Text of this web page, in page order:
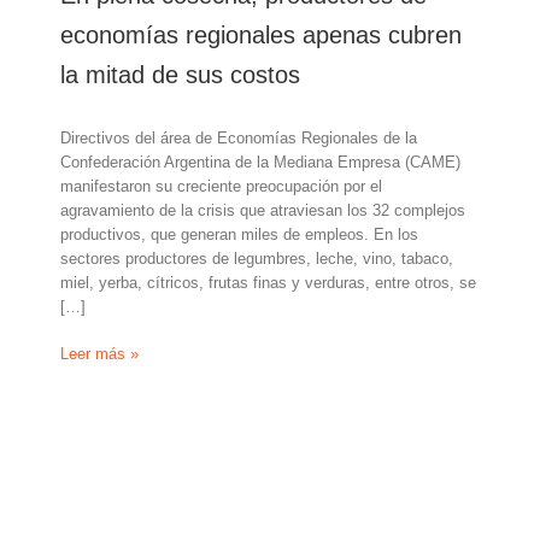
economías regionales apenas cubren
la mitad de sus costos
Directivos del área de Economías Regionales de la
Confederación Argentina de la Mediana Empresa (CAME)
manifestaron su creciente preocupación por el
agravamiento de la crisis que atraviesan los 32 complejos
productivos, que generan miles de empleos. En los
sectores productores de legumbres, leche, vino, tabaco,
miel, yerba, cítricos, frutas finas y verduras, entre otros, se
[…]
En
Leer más »